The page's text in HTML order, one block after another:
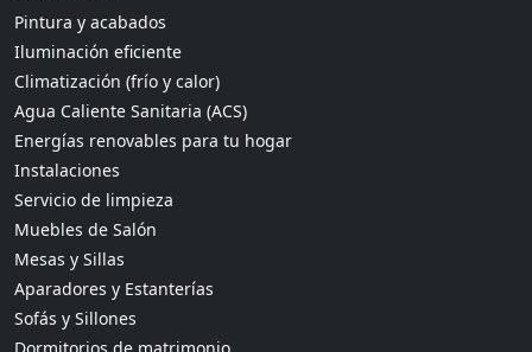
Pintura y acabados
Iluminación eficiente
Climatización (frío y calor)
Agua Caliente Sanitaria (ACS)
Energías renovables para tu hogar
Instalaciones
Servicio de limpieza
Muebles de Salón
Mesas y Sillas
Aparadores y Estanterías
Sofás y Sillones